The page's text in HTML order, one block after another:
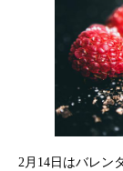
2月14日はバレン